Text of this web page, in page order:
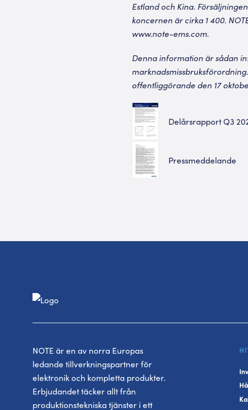
Estland och Kina.
koncernen är cirka 1 400.
www.note-ems.com.
Denna information är sådan
offentliggörande den 17
Delårsrapport Q3
Pressmeddelande
NOTE är en av norra Europas
ledande tillverkningspartner för
elektronik och kompletta produkter.
Erbjudandet täcker allt från
produktionstekniska tjänster i ett